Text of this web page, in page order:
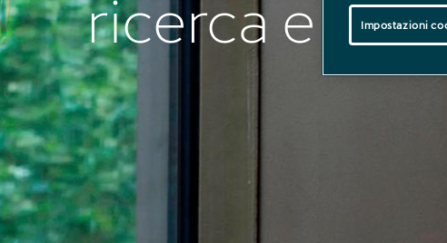
ricerca e
sviluppo
Impostazioni